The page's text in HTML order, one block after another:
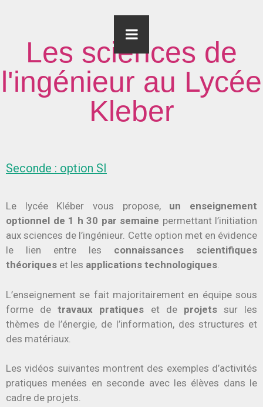
Les sciences de
l'ingénieur au Lycée
Kleber
Seconde : option SI
Le lycée Kléber vous propose, un enseignement
optionnel de 1 h 30 par semaine permettant l’initiation
aux sciences de l’ingénieur. Cette option met en évidence
le lien entre les connaissances scientifiques
théoriques et les applications technologiques.
L’enseignement se fait majoritairement en équipe sous
forme detravaux pratiques et de projetssur les
thèmes de l’énergie, de l’information, des structures et
des matériaux.
Les vidéos suivantes montrent des exemples d’activités
pratiques menées en seconde avec les élèves dans le
cadre de projets.